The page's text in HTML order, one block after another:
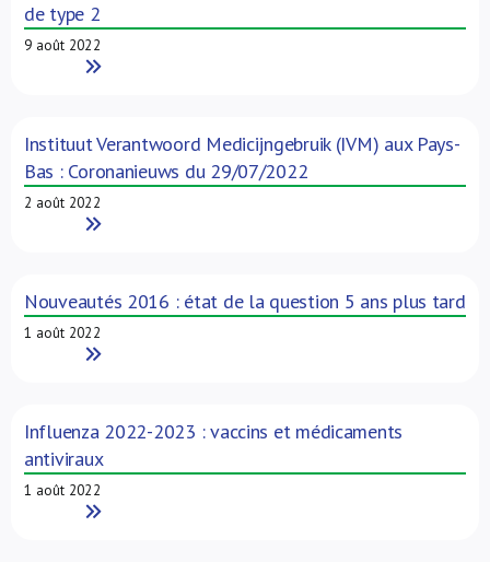
de type 2
9 août 2022
Read More
Instituut Verantwoord Medicijngebruik (IVM) aux Pays-
Bas : Coronanieuws du 29/07/2022
2 août 2022
Read More
Nouveautés 2016 : état de la question 5 ans plus tard
1 août 2022
Read More
Influenza 2022-2023 : vaccins et médicaments
antiviraux
1 août 2022
Read More